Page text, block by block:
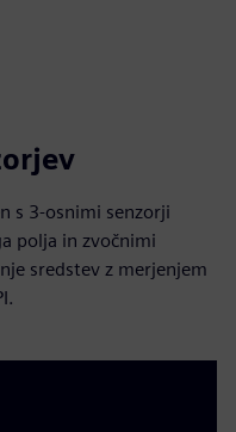
s 3-osnimi senzorji
polja in zvočnimi
sredstev z merjenjem